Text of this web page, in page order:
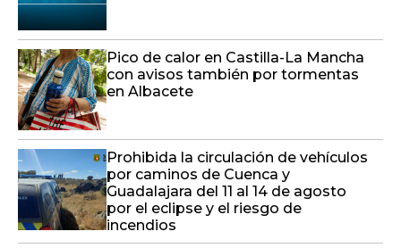
Pico de calor en Castilla-La Mancha
con avisos también por tormentas
en Albacete
Prohibida la circulación de vehículos
por caminos de Cuenca y
Guadalajara del 11 al 14 de agosto
por el eclipse y el riesgo de
incendios